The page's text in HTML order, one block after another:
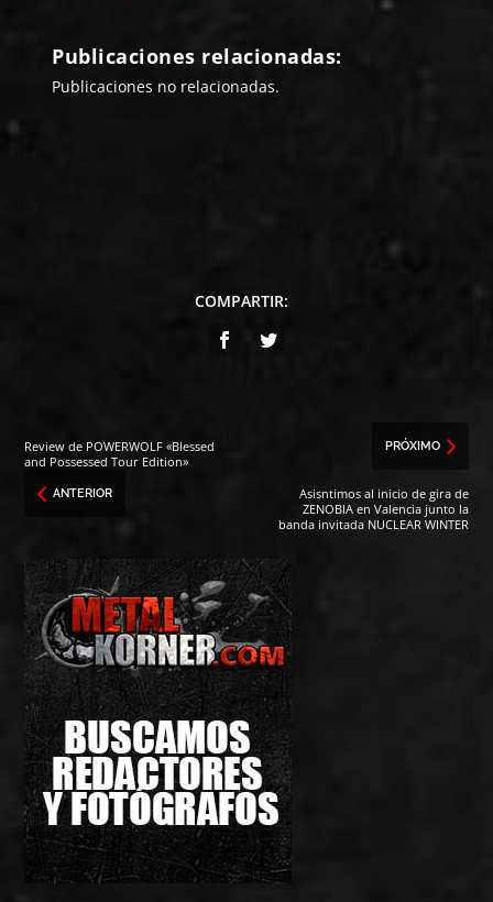
Publicaciones relacionadas:
Publicaciones no relacionadas.
COMPARTIR:
Review de POWERWOLF «Blessed
and Possessed Tour Edition»
ANTERIOR
PRÓXIMO
Asisntimos al inicio de gira de
ZENOBIA en Valencia junto la
banda invitada NUCLEAR WINTER